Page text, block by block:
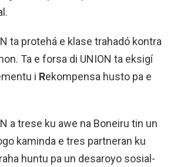
ta protehá e klase trahadó kontra
Ta e forsa di UNION ta eksigí
i Rekompensa husto pa e
a trese ku awe na Boneiru tin un
kaminda e tres partneran ku
huntu pa un desaroyo sosial-